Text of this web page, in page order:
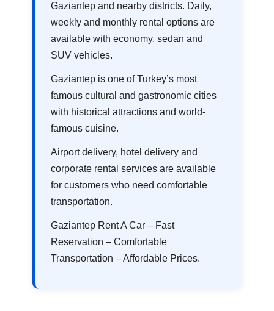
Gaziantep and nearby districts. Daily,
weekly and monthly rental options are
available with economy, sedan and
SUV vehicles.
Gaziantep is one of Turkey’s most
famous cultural and gastronomic cities
with historical attractions and world-
famous cuisine.
Airport delivery, hotel delivery and
corporate rental services are available
for customers who need comfortable
transportation.
Gaziantep Rent A Car – Fast
Reservation – Comfortable
Transportation – Affordable Prices.